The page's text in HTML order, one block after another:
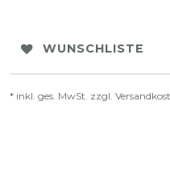
WUNSCHLISTE
* inkl. ges. MwSt. zzgl.